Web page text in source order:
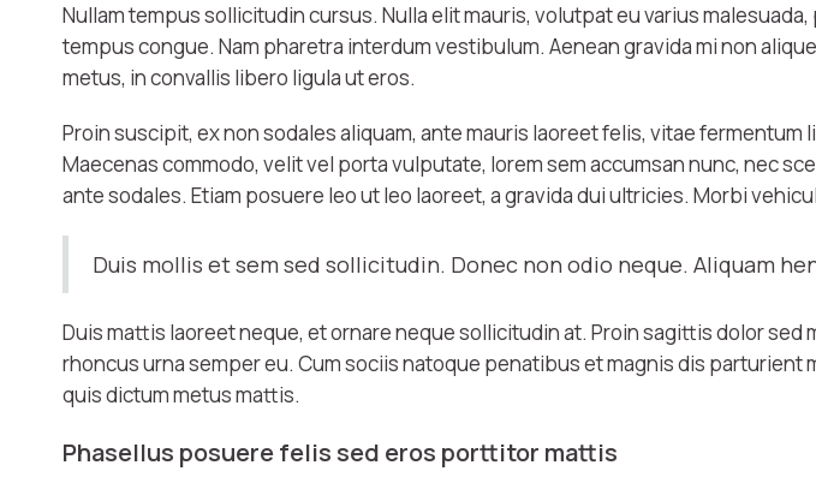
Nullam tempus sollicitudin cursus. Nulla elit mauris, volutpat eu varius
tempus congue. Nam pharetra interdum vestibulum. Aenean gravida mi non
metus, in convallis libero ligula ut eros.
Proin suscipit, ex non sodales aliquam, ante mauris laoreet felis, vitae
Maecenas commodo, velit vel porta vulputate, lorem sem accumsan nunc, nec
ante sodales. Etiam posuere leo ut leo laoreet, a gravida dui ultricies. Morbi
Duis mollis et sem sed sollicitudin. Donec non odio neque. Aliquam
Duis mattis laoreet neque, et ornare neque sollicitudin at. Proin sagittis dolor
rhoncus urna semper eu. Cum sociis natoque penatibus et magnis dis
quis dictum metus mattis.
Phasellus posuere felis sed eros porttitor mattis